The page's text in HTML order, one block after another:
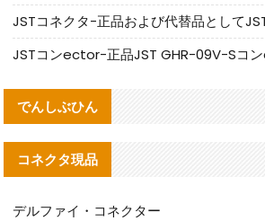
でんしぶひん
コネクタ現品
デルファイ・コネクター